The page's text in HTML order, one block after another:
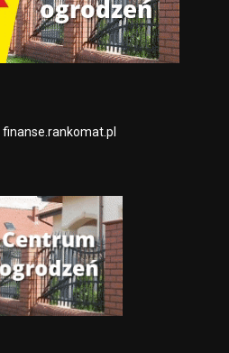
finanse.rankomat.pl